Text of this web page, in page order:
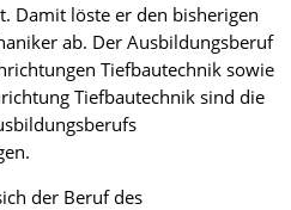
Damit löste er den bisherigen
ab. Der Ausbildungsberuf
Tiefbautechnik sowie
Tiefbautechnik sind die
der Beruf des